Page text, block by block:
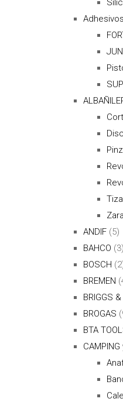
Adhesivos
ANDIF (5)
BAHCO (3)
BOSCH
BREMEN
BRIGGS
BROGAS
BTA
CAMPING